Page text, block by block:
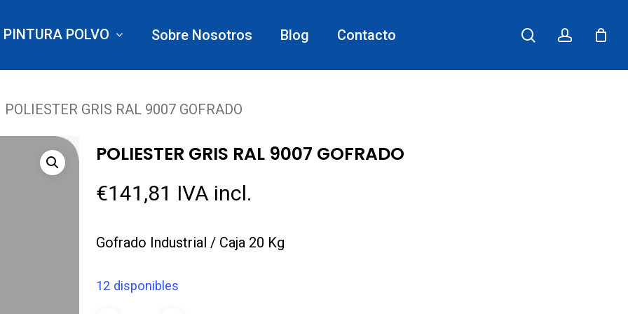
PINTURA POLVO Sobre Nosotros Blog Contacto searchaccount
POLIESTER GRIS RAL 9007 GOFRADO
POLIESTER GRIS RAL 9007 GOFRADO
€141,81 IVA incl.
Gofrado Industrial / Caja 20 Kg
12 disponibles